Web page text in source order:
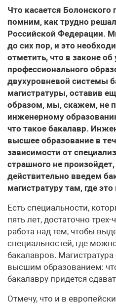
Что касается Болонского
помним, как трудно
Российской Федерации.
до сих пор, и это
отметить, что в законе об
профессионального
двухуровневой системы
магистратуры, оставив
образом, мы, скажем, не
инженерному
что такое бакалавр.
высшее образование в
зависимости от
страшного не
действительно введем
магистратуру там, где
Есть специальности,
пять лет, достаточно
работа над тем, чтобы
специальностей, где
бакалавров.
высшим образованием:
бакалавру придется
Отмечу, что и в